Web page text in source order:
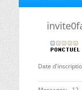
Date